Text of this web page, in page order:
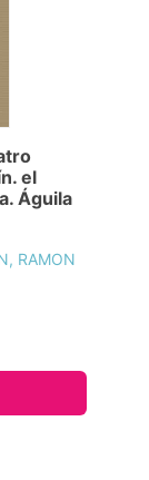
el
Águila
RAMON